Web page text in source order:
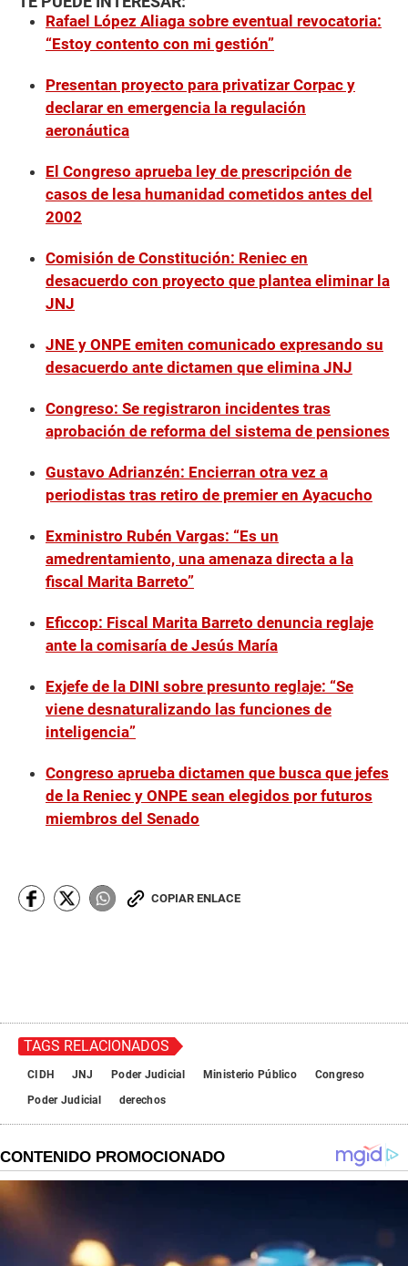
Rafael López Aliaga sobre eventual revocatoria:
“Estoy contento con mi gestión”
Presentan proyecto para privatizar Corpac y
declarar en emergencia la regulación
aeronáutica
El Congreso aprueba ley de prescripción de
casos de lesa humanidad cometidos antes del
2002
Comisión de Constitución: Reniec en
desacuerdo con proyecto que plantea eliminar la
JNJ
JNE y ONPE emiten comunicado expresando su
desacuerdo ante dictamen que elimina JNJ
Congreso: Se registraron incidentes tras
aprobación de reforma del sistema de pensiones
Gustavo Adrianzén: Encierran otra vez a
periodistas tras retiro de premier en Ayacucho
Exministro Rubén Vargas: “Es un
amedrentamiento, una amenaza directa a la
fiscal Marita Barreto”
Eficcop: Fiscal Marita Barreto denuncia reglaje
ante la comisaría de Jesús María
Exjefe de la DINI sobre presunto reglaje: “Se
viene desnaturalizando las funciones de
inteligencia”
Congreso aprueba dictamen que busca que jefes
de la Reniec y ONPE sean elegidos por futuros
miembros del Senado
COPIAR ENLACE
TAGS RELACIONADOS
CIDH JNJ Poder Judicial Ministerio Público
Congreso
Poder Judicial
derechos